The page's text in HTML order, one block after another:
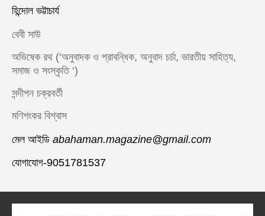
হিন্দোল ভট্টাচার্য
বেবী সাউ
অভিষেক রথ (‘অনুবাদক ও প্রাবন্ধিক, অনুবাদ চর্চা, ভারতীয় সাহিত্য,
সমাজ ও সংস্কৃতি ‘)
সন্দীপন চক্রবর্তী
মণিশংকর বিশ্বাস
মেল আইডি abahaman.magazine@gmail.com
যোগাযোগ-9051781537